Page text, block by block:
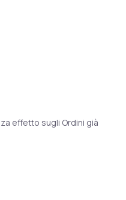
effetto sugli Ordini già